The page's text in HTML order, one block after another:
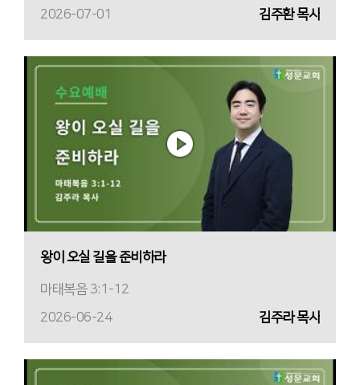
2026-07-01
김주환 목사
왕이 오실 길을 준비하라
마태복음 3:1-12
2026-06-24
김주라 목사